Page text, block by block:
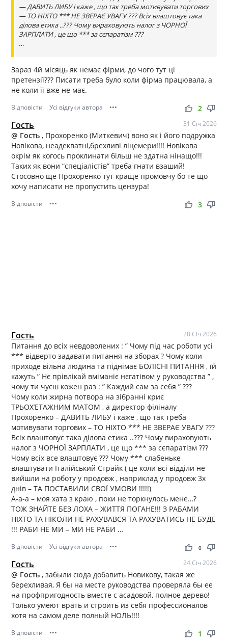
— ДАВИТЬ ЛИБУ і каже , що так треба мотивувати торгових
— ТО НІХТО *** НЕ ЗВЕРАЄ УВАГУ ??? Всіх влаштовує така
ділова етика ..??? Чому вираховують налог з ЧОРНОЇ
ЗАРПЛАТИ , це що *** за сєпаратізм ???
…
Зараз 4й місяць як немає фірми, до чого тут ці
претензії??? Писати треба було коли фірма працювала, а
не коли її вже не має.
Відповісти Усі відгуки автора ••• thumb_up thumb_down
2
Гость 31 Січ 2026
@ Гость , Прохоренко (Миткевич) воно як і його подружка
Новікова, неадекватні,брехливі ліцемери!!!! Новікова
окрім як когось проклинати більш не здатна нінащо!!!
Таких як вони “спеціалістів” треба гнати взаший!
Стосовно ще Прохоренко тут краще промовчу бо те що
хочу написати не пропустить цензура!
Відповісти ••• thumb_up thumb_down
3
Гость 28 Січ 2026
Питання до всіх невдоволених : ” Чому під час роботи усі
*** відверто задавати питання на зборах ? Чому коли
приходе вільна людина та піднімає БОЛІСНІ ПИТАННЯ , їй
кажуть ” Нє прівлікай вміманіє нєгатівом у руководства ” ,
чому ти чуєш кожен раз : ” Каждий сам за себя ” ???
Чому коли жирна потвора на зібранні криє
ТРЬОХ’ЕТАЖНИМ МАТОМ , а директор філіналу
Прохоренко – ДАВИТЬ ЛИБУ і каже , що так треба
мотивувати торгових – ТО НІХТО *** НЕ ЗВЕРАЄ УВАГУ ???
Всіх влаштовує така ділова етика ..??? Чому вираховують
налог з ЧОРНОЇ ЗАРПЛАТИ , це що *** за сєпаратізм ???
Чому всіх все влаштовує ??? Чому *** слабеньке
влаштувати Італійський Страйк ( це коли всі відділи не
вийшли на роботу у продовж , наприклад у продовж 3х
днів – ТА ПОСТАВИЛИ СВОЇ УМОВИ !!!!!)
А-а-а – моя хата з краю , поки не торкнулось мене…?
ТОЖ ЗНАЙТЕ БЕЗ ЛОХА – ЖИТТЯ ПОГАНЕ!!! З РАБАМИ
НІХТО ТА НІКОЛИ НЕ РАХУВАВСЯ ТА РАХУВАТИСЬ НЕ БУДЕ
!!! РАБИ НЕ МИ – МИ НЕ РАБИ …
Відповісти Усі відгуки автора ••• thumb_up thumb_down
0
Гость 24 Січ 2026
@ Гость , забыли сюда добавить Новикову, такая же
берехливая, Я бы на месте руководства проверяла бы ее
на профпригодность вместе с асадовой, полное дерево!
Только умеют врать и строить из себя профессионалов
хотя на самом деле полный НОЛЬ!!!!
Відповісти ••• thumb_up thumb_down
1